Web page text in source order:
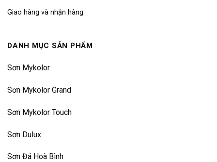
Giao hàng và nhận hàng
DANH MỤC SẢN PHẨM
Sơn Mykolor
Sơn Mykolor Grand
Sơn Mykolor Touch
Sơn Dulux
Sơn Đá Hoà Bình